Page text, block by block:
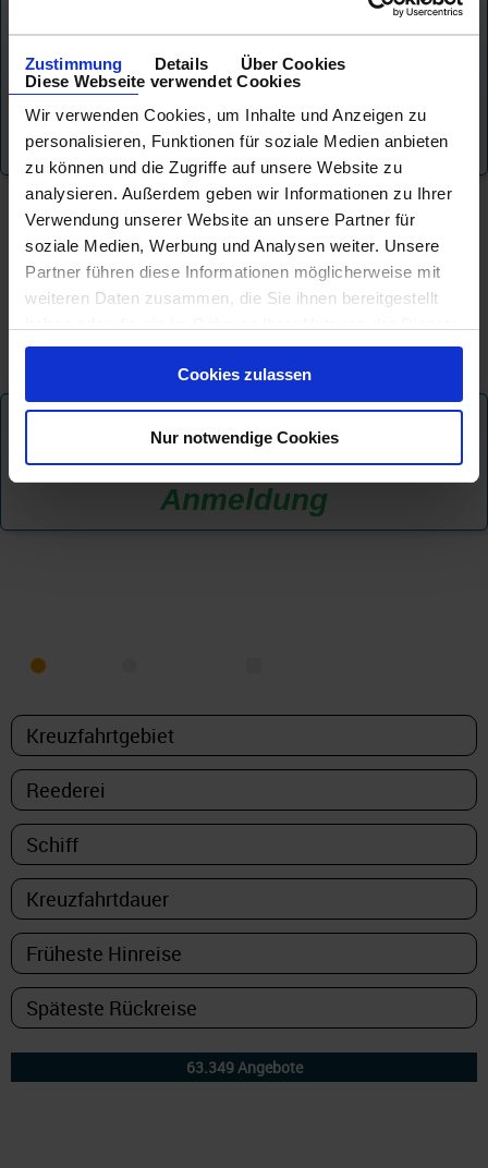
Zustimmung Details
Über Cookies
Diese Webseite verwendet Cookies
Wir verwenden Cookies, um Inhalte und Anzeigen zu
personalisieren, Funktionen für soziale Medien anbieten
zu können und die Zugriffe auf unsere Website zu
analysieren. Außerdem geben wir Informationen zu Ihrer
Verwendung unserer Website an unsere Partner für
soziale Medien, Werbung und Analysen weiter. Unsere
Partner führen diese Informationen möglicherweise mit
weiteren Daten zusammen, die Sie ihnen bereitgestellt
gesammelt haben.
Cookies zulassen
Nur notwendige Cookies
statt, dauern eine halbe Stunde und kosten € 8,- pro Person.
Rozenhoedkai befinden sich unter anderem die
Abfahrtsstsstellen, an welche man auch immer wieder
zurückkehrt.
Exklusive Angebote nur für
Newsletter - Abonnenten...zur
Anmeldung